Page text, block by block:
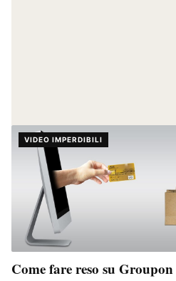
VIDEO IMPERDIBILI
Come fare reso su Groupon